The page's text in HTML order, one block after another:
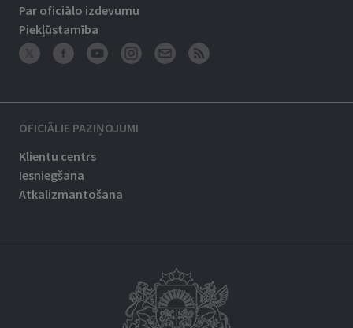
Par oficiālo izdevumu
Piekļūstamība
OFICIĀLIE PAZIŅOJUMI
Klientu centrs
Iesniegšana
Atkalizmantošana